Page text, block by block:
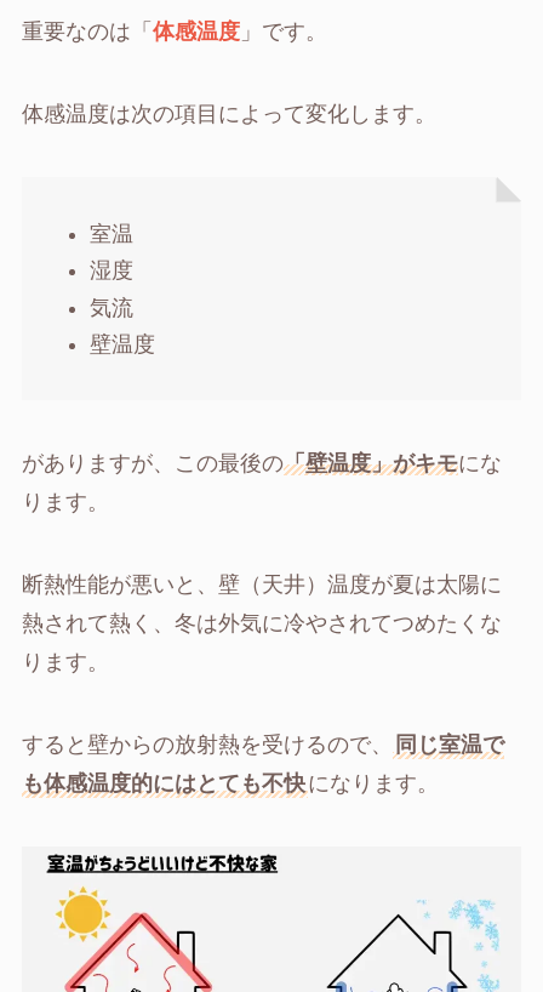
重要なのは「 体感温度」です。
体感温度は次の項目によって変化します。
室温
湿度
気流
壁温度
がありますが、この最後の「壁温度」がキモにな
ります。
断熱性能が悪いと、壁（天井）温度が夏は太陽に
熱されて熱く、冬は外気に冷やされてつめたくな
ります。
すると壁からの放射熱を受けるので、
同じ室温で
も体感温度的にはとても不快になります。